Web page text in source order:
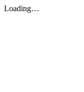
Loading…